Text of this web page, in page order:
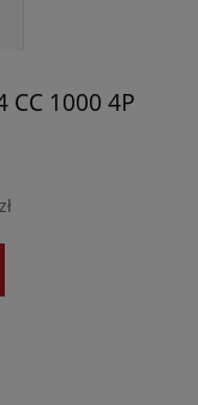
CC 1000 4P